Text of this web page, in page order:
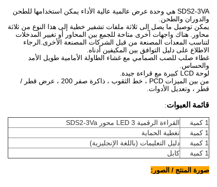
SDS2-3VA هي وحدة عرض عالمية عالية الأداء يمكن استخدامها للطحن
والدوران والطحن.
يمكن توصيل ما يصل إلى ثلاثة ملفات تشفير خطية إلى هذا النوع من ثلاثة
محاور. هناك واجهات أخرى متاحة للجمع بين المحاور أو تغيير المدخلات
لتناسب المعدات المصنعة من قبل الشركات المصنعة الأخرى.الرجاء
الاطلاع على دليل التوافق بين المكيفين أدناه.
غطاء صلب للصب الصمامي مع غشاء الطاولة الأمامية طويل الأمد
والحساس.
لوحة LCD كبيرة مع قراءة جيدة.
من بين الميزات PCD ، خط الثقوب ، ذاكرة صفر 200 ، عرض قطر /
قطر ، وتعديل الأدوات.
قائمة العبوات:
1 كمية
القراءة الرقمية LED 3 محور SDS2-3Va
1 كمية
تغطية الحماية
1 كمية
دليل التعليمات (باللغة الإنجليزية)
1 كمية
كابل
صورة المنتج / الصور: